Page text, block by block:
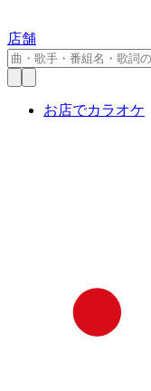
店舗
お店でカラオケ